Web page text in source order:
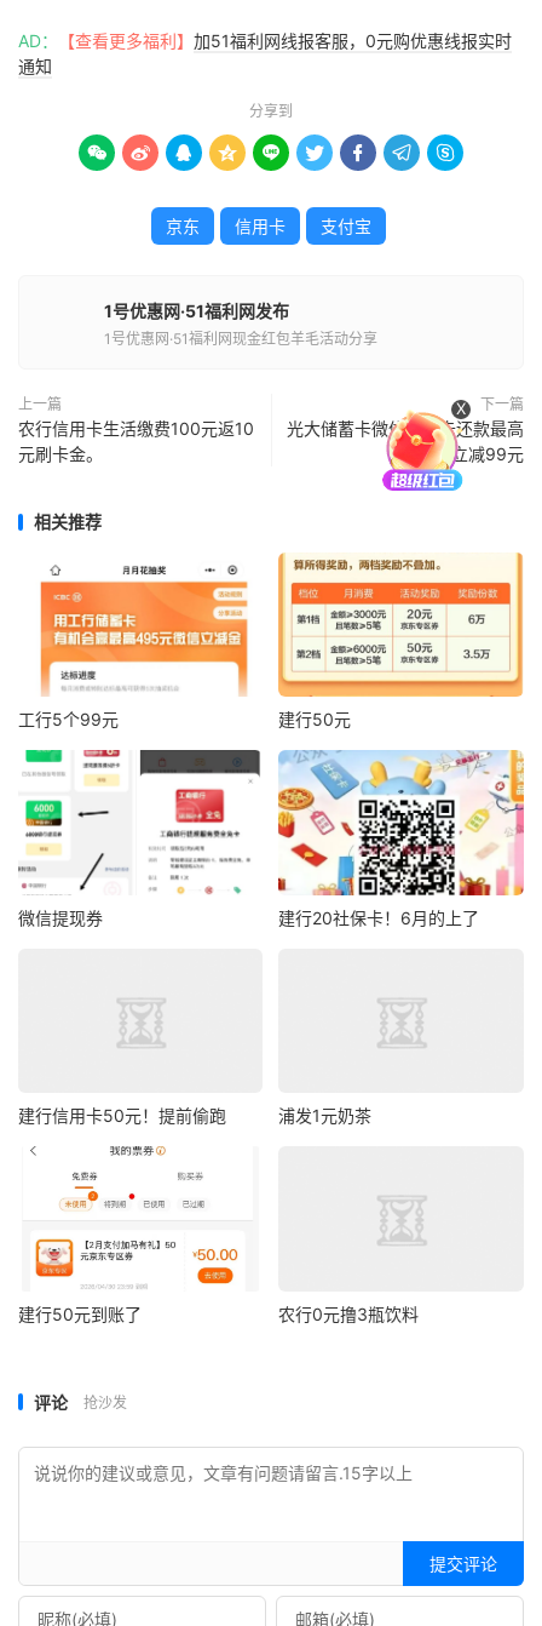
AD： 【查看更多福利】 加51福利网线报客服，0元购优惠线报实时
通知
分享到
        
京东 信用卡 支付宝
1号优惠网·51福利网发布
1号优惠网·51福利网现金红包羊毛活动分享
上一篇
农行信用卡生活缴费100元返10
元刷卡金。
下一篇
光大储蓄卡微信信用卡还款最高
立减99元
相关推荐
工行5个99元 建行50元
微信提现券 建行20社保卡！6月的上了
建行信用卡50元！提前偷跑 浦发1元奶茶
建行50元到账了 农行0元撸3瓶饮料
评论 抢沙发
提交评论
X